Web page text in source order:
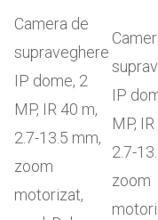
Camera de
supraveghere
IP dome, 2
MP, IR 40 m,
2.7-13.5 mm,
zoom
motorizat,
IP
MP,
2.7-
zoom